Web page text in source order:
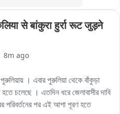
से बांकुरा हुर्रा रूट जुड़ने
8m ago
। এবার পুরুলিয়া থেকে বাঁকুড়া
চলেছে । এতদিন ধরে জেলাবাসীর দাবি
পরিবর্তনের পর এই আশা পূরণ হতে